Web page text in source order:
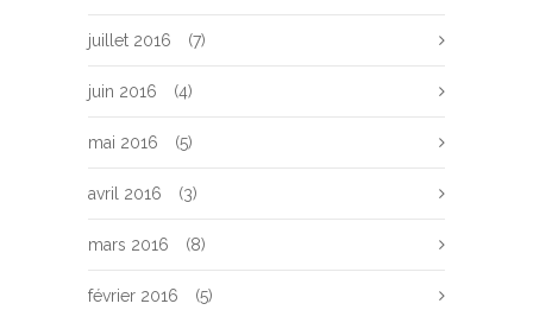
juillet 2016 (7)
juin 2016 (4)
mai 2016 (5)
avril 2016 (3)
mars 2016 (8)
février 2016 (5)